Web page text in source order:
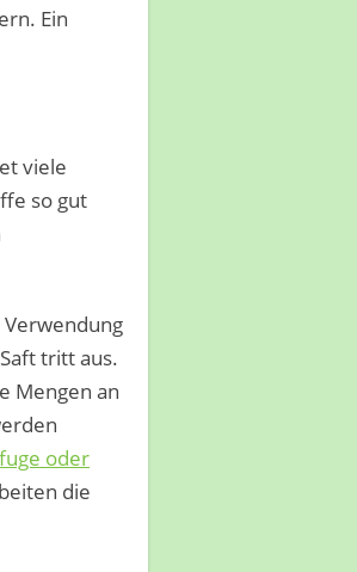
Ein
viele
so gut
tritt aus.
Mengen an
oder
die